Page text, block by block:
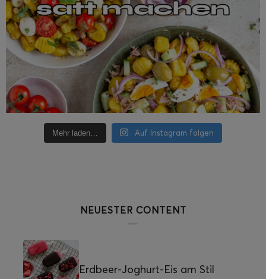
Mehr laden… Auf Instagram folgen
NEUESTER CONTENT
Erdbeer-Joghurt-Eis am Stil